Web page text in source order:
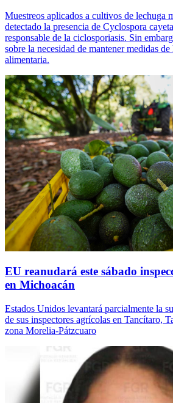
Muestreos aplicados a cultivos de lechuga
detectado la presencia de Cyclospora
responsable de la ciclosporiasis. Sin
sobre la necesidad de mantener medidas
alimentaria.
EU reanudará este sábado
en Michoacán
Estados Unidos levantará parcialmente la
de sus inspectores agrícolas en Tancítaro,
zona Morelia-Pátzcuaro